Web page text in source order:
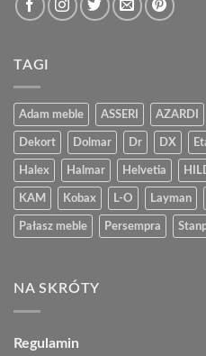
TAGI
Adam meble ASSERI AZARDI
Dekort Dolmar Dr DX
Halex Halmar Helvetia
KAM Kobax L-O Layman
Pałasz meble Persempra
NA SKRÓTY
Regulamin